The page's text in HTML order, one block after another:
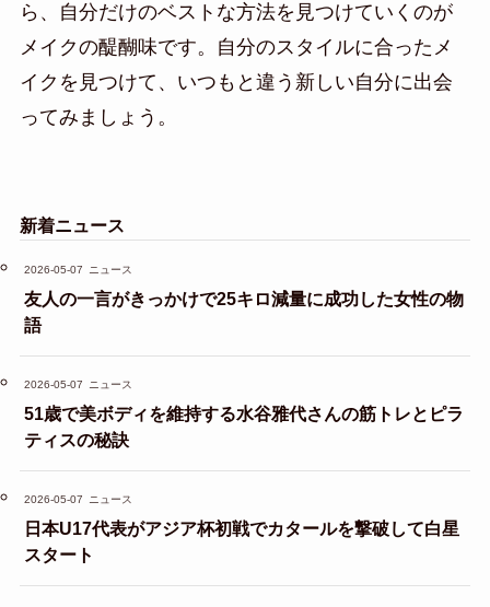
ら、自分だけのベストな方法を見つけていくのが
メイクの醍醐味です。自分のスタイルに合ったメ
イクを見つけて、いつもと違う新しい自分に出会
ってみましょう。
新着ニュース
2026-05-07 ニュース
友人の一言がきっかけで25キロ減量に成功した女性の物
語
2026-05-07 ニュース
51歳で美ボディを維持する水谷雅代さんの筋トレとピラ
ティスの秘訣
2026-05-07 ニュース
日本U17代表がアジア杯初戦でカタールを撃破して白星
スタート